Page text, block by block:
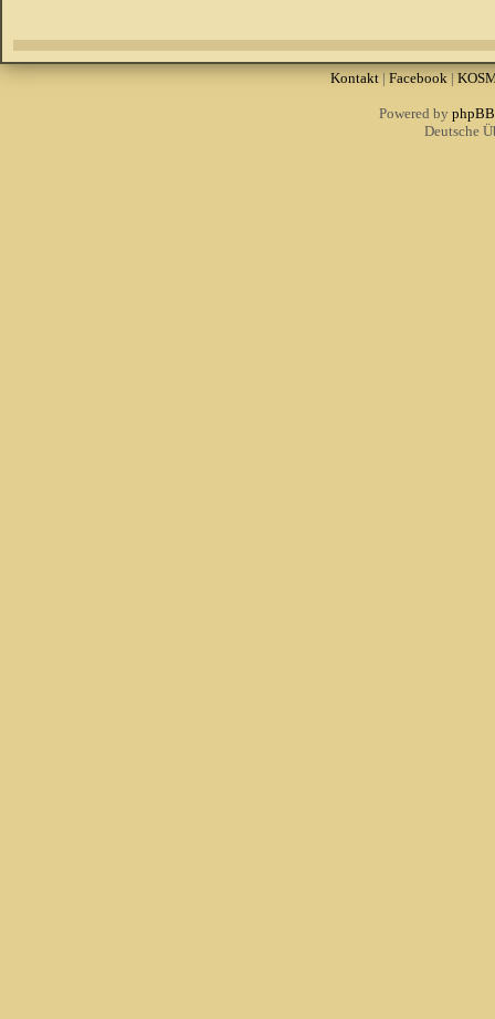
Kontakt| Facebook|
Powered by phpBB
Deutsche